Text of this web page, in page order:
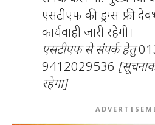
एसटीएफ की ड्रग्स-फ्री
कार्यवाही जारी रहेगी।
एसटीएफ से संपर्क हेतु
9412029536
रहेगा]